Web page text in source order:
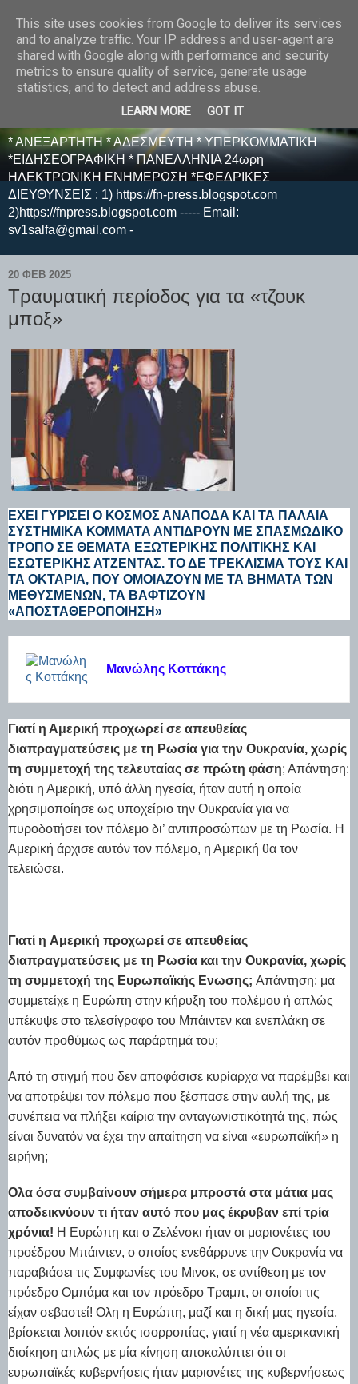
E F E N P R E S S -
ΗΛΕΚΤΡΟΝΙΚΗ
ΕΦΗΜΕΡΙΔΑ
* ΑΝΕΞΑΡΤΗΤΗ * ΑΔΕΣΜΕΥΤΗ * ΥΠΕΡΚΟΜΜΑΤΙΚΗ
*ΕΙΔΗΣΕΟΓΡΑΦΙΚΗ * ΠΑΝΕΛΛΗΝΙΑ 24ωρη
ΗΛΕΚΤΡΟΝΙΚΗ ΕΝΗΜΕΡΩΣΗ *ΕΦΕΔΡΙΚΕΣ
ΔΙΕΥΘΥΝΣΕΙΣ : 1) https://fn-press.blogspot.com
2)https://fnpress.blogspot.com ----- Email:
sv1salfa@gmail.com -
20 ΦΕΒ 2025
Τραυματική περίοδος για τα «τζουκ
μποξ»
ΈΧΕΙ ΓΥΡΊΣΕΙ Ο ΚΌΣΜΟΣ ΑΝΆΠΟΔΑ ΚΑΙ ΤΑ ΠΑΛΑΙΆ
ΣΥΣΤΗΜΙΚΆ ΚΌΜΜΑΤΑ ΑΝΤΙΔΡΟΎΝ ΜΕ ΣΠΑΣΜΩΔΙΚΌ
ΤΡΌΠΟ ΣΕ ΘΈΜΑΤΑ ΕΞΩΤΕΡΙΚΉΣ ΠΟΛΙΤΙΚΉΣ ΚΑΙ
ΕΣΩΤΕΡΙΚΉΣ ΑΤΖΈΝΤΑΣ. ΤΟ ΔΕ ΤΡΈΚΛΙΣΜΆ ΤΟΥΣ ΚΑΙ
ΤΑ ΟΚΤΆΡΙΑ, ΠΟΥ ΟΜΟΙΆΖΟΥΝ ΜΕ ΤΑ ΒΉΜΑΤΑ ΤΩΝ
ΜΕΘΥΣΜΈΝΩΝ, ΤΑ ΒΑΦΤΊΖΟΥΝ
«ΑΠΟΣΤΑΘΕΡΟΠΟΊΗΣΗ»
Μανώλης Κοττάκης
Γιατί η Αμερική προχωρεί σε απευθείας
διαπραγματεύσεις με τη Ρωσία για την Ουκρανία, χωρίς
τη συμμετοχή της τελευταίας σε πρώτη φάση; Απάντηση:
διότι η Αμερική, υπό άλλη ηγεσία, ήταν αυτή η οποία
χρησιμοποίησε ως υποχείριο την Ουκρανία για να
πυροδοτήσει τον πόλεμο δι’ αντιπροσώπων με τη Ρωσία. Η
Αμερική άρχισε αυτόν τον πόλεμο, η Αμερική θα τον
τελειώσει.
Γιατί η Αμερική προχωρεί σε απευθείας
διαπραγματεύσεις με τη Ρωσία και την Ουκρανία, χωρίς
τη συμμετοχή της Ευρωπαϊκής Ενωσης; Απάντηση: μα
συμμετείχε η Ευρώπη στην κήρυξη του πολέμου ή απλώς
υπέκυψε στο τελεσίγραφο του Μπάιντεν και ενεπλάκη σε
αυτόν προθύμως ως παράρτημά του;
Από τη στιγμή που δεν αποφάσισε κυρίαρχα να παρέμβει και
να αποτρέψει τον πόλεμο που ξέσπασε στην αυλή της, με
συνέπεια να πλήξει καίρια την ανταγωνιστικότητά της, πώς
είναι δυνατόν να έχει την απαίτηση να είναι «ευρωπαϊκή» η
ειρήνη;
Ολα όσα συμβαίνουν σήμερα μπροστά στα μάτια μας
αποδεικνύουν τι ήταν αυτό που μας έκρυβαν επί τρία
χρόνια! Η Ευρώπη και ο Ζελένσκι ήταν οι μαριονέτες του
προέδρου Μπάιντεν, ο οποίος ενεθάρρυνε την Ουκρανία να
παραβιάσει τις Συμφωνίες του Μινσκ, σε αντίθεση με τον
πρόεδρο Ομπάμα και τον πρόεδρο Τραμπ, οι οποίοι τις
είχαν σεβαστεί! Ολη η Ευρώπη, μαζί και η δική μας ηγεσία,
βρίσκεται λοιπόν εκτός ισορροπίας, γιατί η νέα αμερικανική
διοίκηση απλώς με μία κίνηση αποκαλύπτει ότι οι
ευρωπαϊκές κυβερνήσεις ήταν μαριονέτες της κυβερνήσεως
This site uses cookies from Google to deliver its services
and to analyze traffic. Your IP address and user-agent are
shared with Google along with performance and security
metrics to ensure quality of service, generate usage
statistics, and to detect and address abuse.
LEARN MORE GOT IT